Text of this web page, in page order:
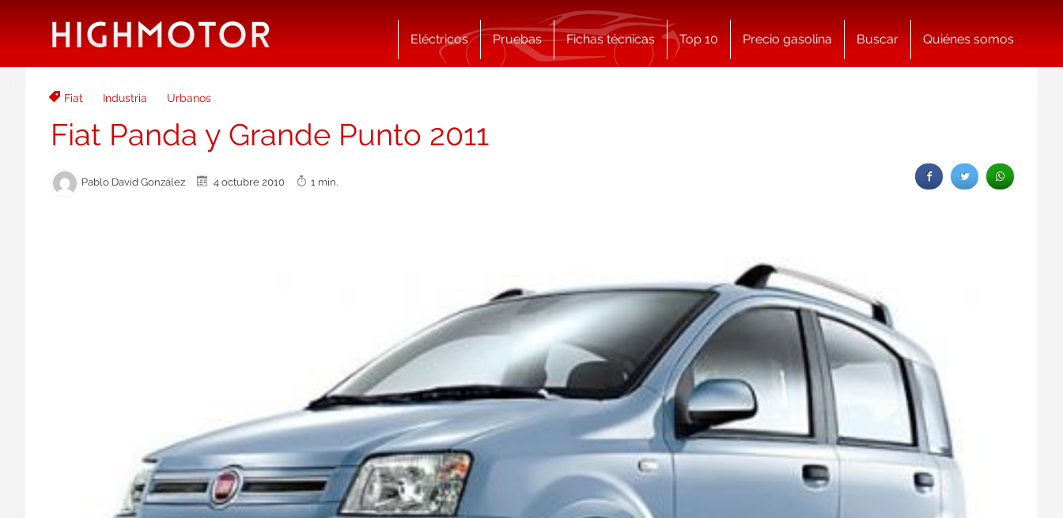
Eléctricos Pruebas Fichas técnicas Top 10 Precio gasolina Buscar Quiénes somos
Fiat Industria Urbanos
Fiat Panda y Grande Punto 2011
Pablo David González 4 octubre 2010 1 min.